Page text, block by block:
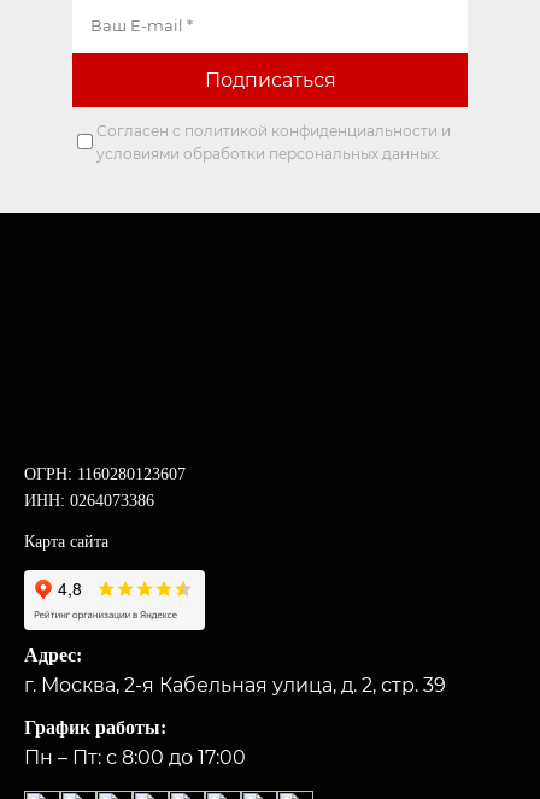
Согласен с политикой конфиденциальности и
условиями обработки персональных данных.
ОГРН: 1160280123607
ИНН: 0264073386
Карта сайта
Адрес:
г. Москва, 2-я Кабельная улица, д. 2, стр. 39
График работы:
Пн – Пт: с 8:00 до 17:00